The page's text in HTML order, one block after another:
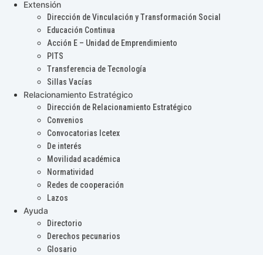
Extensión
Dirección de Vinculación y Transformación Social
Educación Continua
Acción E – Unidad de Emprendimiento
PITS
Transferencia de Tecnología
Sillas Vacías
Relacionamiento Estratégico
Dirección de Relacionamiento Estratégico
Convenios
Convocatorias Icetex
De interés
Movilidad académica
Normatividad
Redes de cooperación
Lazos
Ayuda
Directorio
Derechos pecunarios
Glosario